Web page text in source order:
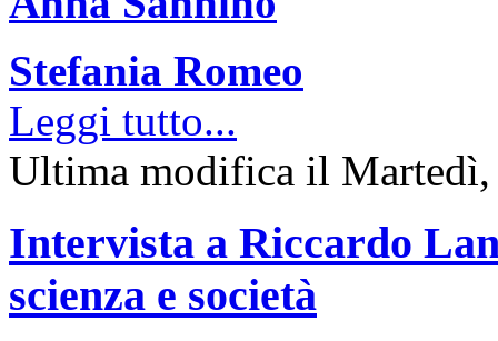
Stefania Romeo
Leggi tutto...
Ultima modifica il Martedì,
Intervista a Riccardo
scienza e società